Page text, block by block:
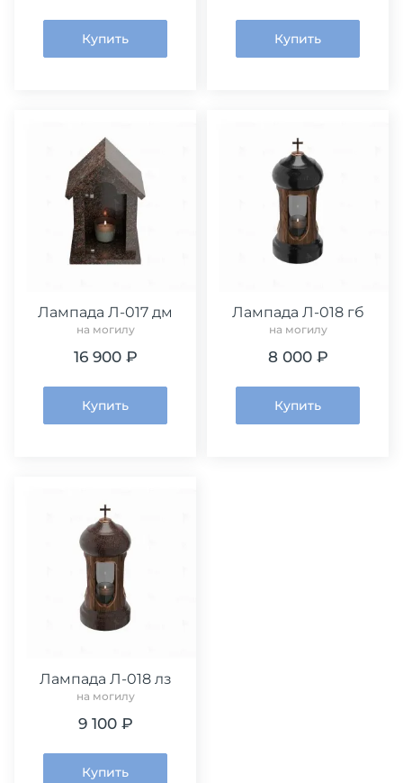
Купить Купить
Лампада Л-017 дм
на могилу
16 900 ₽
Купить
Лампада Л-018 гб
на могилу
8 000 ₽
Купить
Лампада Л-018 лз
на могилу
9 100 ₽
Купить